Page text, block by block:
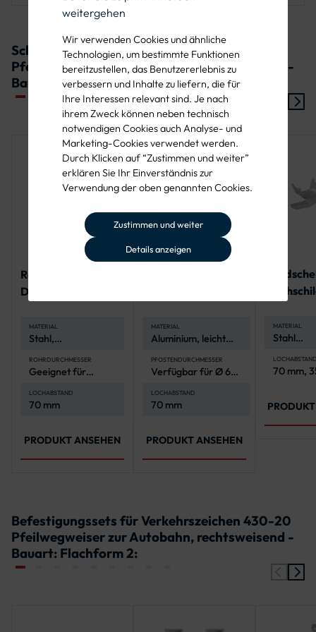
weitergehen
Wir verwenden Cookies und ähnliche
Technologien, um bestimmte Funktionen
bereitzustellen, das Benutzererlebnis zu
verbessern und Inhalte zu liefern, die für
Ihre Interessen relevant sind. Je nach
ihrem Zweck können neben technisch
notwendigen Cookies auch Analyse- und
Marketing-Cookies verwendet werden.
Durch Klicken auf “Zustimmen und weiter”
erklären Sie Ihr Einverständnis zur
Verwendung der oben genannten Cookies.
Zustimmen und weiter
Details anzeigen
An Kreuzungen oder Einmündungen, wo die
Autobahnzufahrt nach rechts führt.
Schellen für Verkehrszeichen 430-20
Pfeilwegweiser zur Autobahn, rechtsweisend -
Bauart: Flachform 2:
Rohrschelle mit
Doppelsteg
MATERIAL
Stahl,
Korrosionsschutz
ROHRDURCHMESSER
Geeignet für
mm
LOCHABSTAND
70 mm
PRODUKT ANSEHEN
Verkehrszeichen
MATERIAL
Aluminium, leicht
korrosionsbeständig
PFOSTENDURCHMESSER
Verfügbar für Ø 60
LOCHABSTAND
70 mm
PRODUKT ANSEHEN
MATERIAL
Stahl
70 mm,
Befestigungssets für Verkehrszeichen 430-20
Pfeilwegweiser zur Autobahn, rechtsweisend -
Bauart: Flachform 2: